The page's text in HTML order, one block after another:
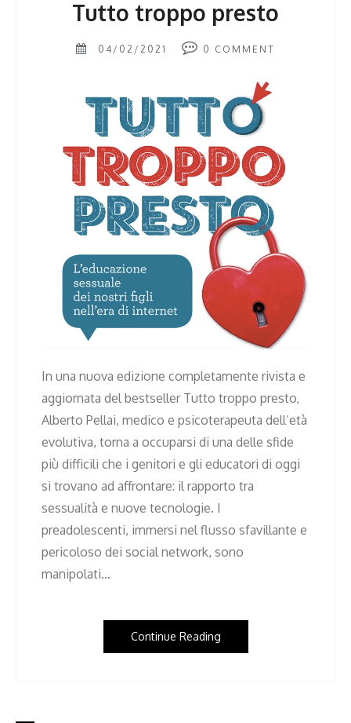
Tutto troppo presto
04/02/2021 0 COMMENT
In una nuova edizione completamente rivista e
aggiornata del bestseller Tutto troppo presto,
Alberto Pellai, medico e psicoterapeuta dell’età
evolutiva, torna a occuparsi di una delle sfide
più difficili che i genitori e gli educatori di oggi
si trovano ad affrontare: il rapporto tra
sessualità e nuove tecnologie. I
preadolescenti, immersi nel flusso sfavillante e
pericoloso dei social network, sono
manipolati…
Continue Reading